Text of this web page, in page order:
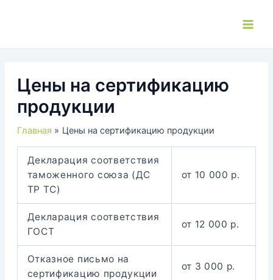
Цены на сертификацию
продукции
Главная Цены на сертификацию продукции
Декларация соответствия
таможенного союза (ДС
ТР ТС)
от 10 000 р.
Декларация соответствия
ГОСТ
от 12 000 р.
Отказное письмо на
сертификацию продукции
от 3 000 р.